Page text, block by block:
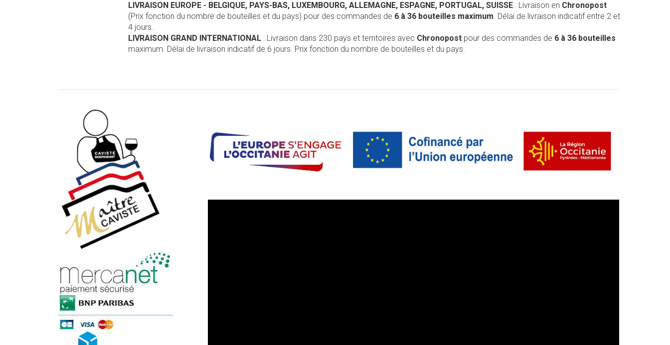
LIVRAISON EUROPE - BELGIQUE, PAYS-BAS, LUXEMBOURG, ALLEMAGNE, ESPAGNE, PORTUGAL, SUISSE : Livraison en Chronopost
(Prix fonction du nombre de bouteilles et du pays) pour des commandes de 6 à 36 bouteilles maximum. Délai de livraison indicatif entre 2 et
4 jours.
LIVRAISON GRAND INTERNATIONAL : Livraison dans 230 pays et territoires avec Chronopost pour des commandes de 6 à 36 bouteilles
maximum. Délai de livraison indicatif de 6 jours. Prix fonction du nombre de bouteilles et du pays.